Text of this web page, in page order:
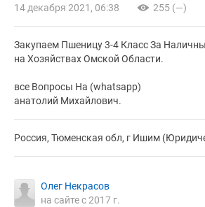
14 декабря 2021, 06:38 255 (—)
Закупаем Пшеницу 3-4 Класс За
на Хозяйствах Омской Области.
все Вопросы На (whatsapp)
анатолий Михайлович.
Россия, Тюменская обл, г Ишим
Олег Некрасов
на сайте с 2017 г.